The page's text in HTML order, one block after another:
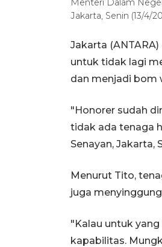
Menteri Dalam
Jakarta, Senin (13/4/
Jakarta
untuk tidak lagi
dan menjadi bom
"Honorer sudah
tidak ada tenaga
Senayan, Jakarta,
Menurut Tito,
juga
"Kalau untuk
kapabilitas.